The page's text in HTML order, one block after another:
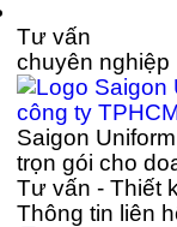
Tư vấn
chuyên nghiệp
Saigon
trọn gói cho
Tư vấn - Thiết
Thông tin liên